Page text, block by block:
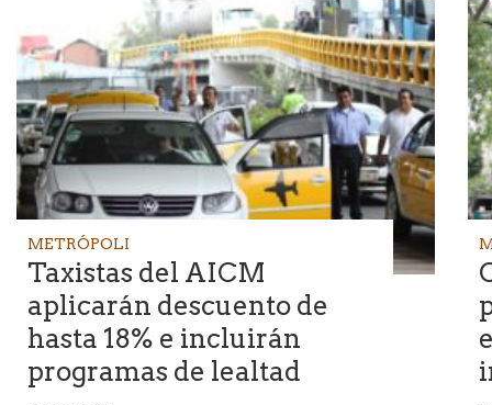
METRÓPOLI
Taxistas del AICM
aplicarán descuento de
hasta 18% e incluirán
programas de lealtad